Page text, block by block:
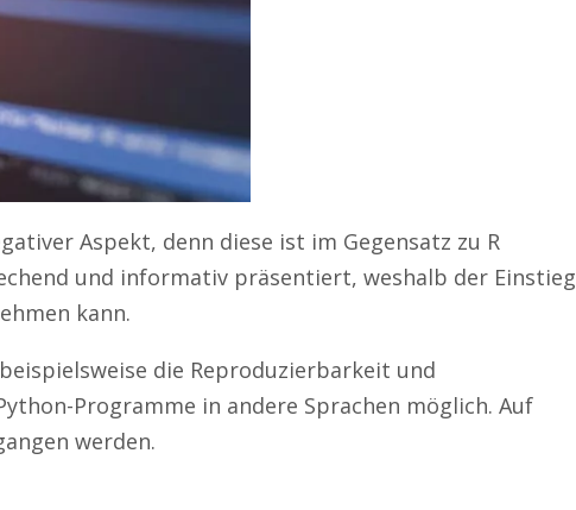
Aspekt, denn diese ist im Gegensatz zu R
und informativ präsentiert, weshalb der Einstieg
kann.
die Reproduzierbarkeit und
Programme in andere Sprachen möglich. Auf
werden.